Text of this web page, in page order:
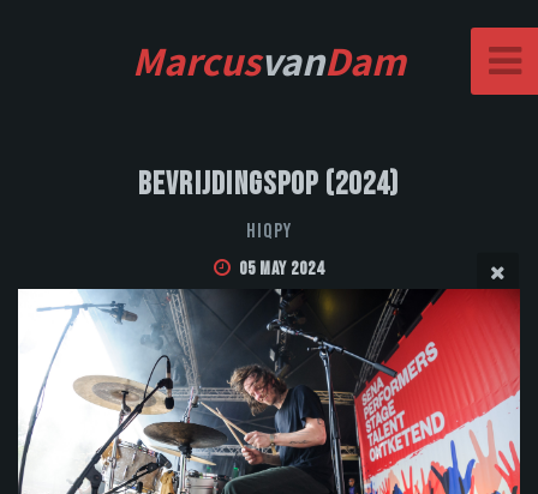
MarcusvanDam
Bevrijdingspop (2024)
Hiqpy
05 May 2024